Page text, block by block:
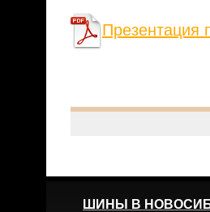
Презентация
ШИНЫ В